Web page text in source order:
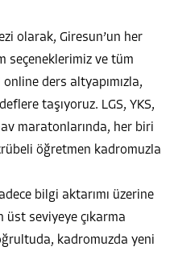
olarak, Giresun’un her
seçeneklerimiz ve tüm
ders altyapımızla,
taşıyoruz. LGS, YKS,
maratonlarında, her biri
öğretmen kadromuzla
bilgi aktarımı üzerine
seviyeye çıkarma
kadromuzda yeni